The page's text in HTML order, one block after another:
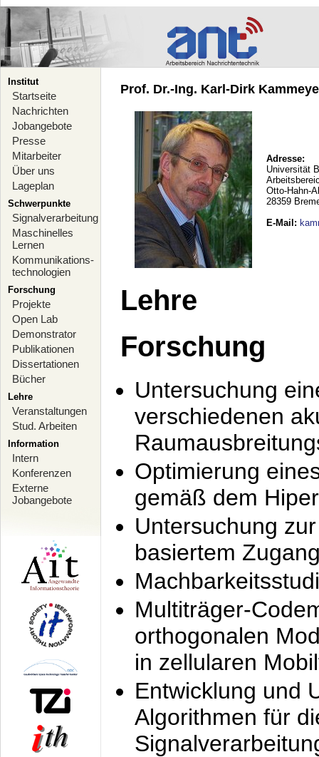
Institut
Startseite
Nachrichten
Jobangebote
Presse
Mitarbeiter
Über uns
Lageplan
Schwerpunkte
Signalverarbeitung
Maschinelles
Lernen
Kommunikations-
technologien
Forschung
Projekte
Open Lab
Demonstrator
Publikationen
Dissertationen
Bücher
Lehre
Veranstaltungen
Stud. Arbeiten
Information
Intern
Konferenzen
Externe
Jobangebote
Prof. Dr.-Ing. Karl-Dirk
Adresse:
Universität
Otto-Hahn-
28359
E-Mail :
Lehre
Forschung
Untersuchung
verschiedenen
Optimierung
gemäß dem
Untersuchung
basiertem
Multiträger-
orthogonalen
in zellularen
Entwicklung und
Algorithmen für